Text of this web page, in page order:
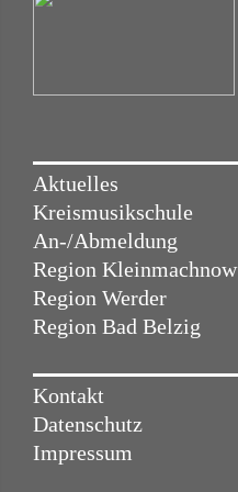
Aktuelles
Kreismusikschule
An-/Abmeldung
Region Kleinmachnow
Region Werder
Region Bad Belzig
Kontakt
Datenschutz
Impressum